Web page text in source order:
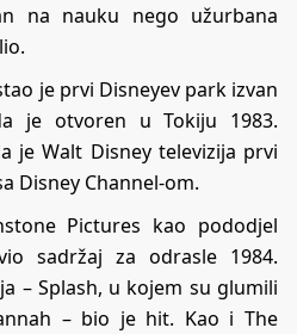
na nauku nego užurbana
je prvi Disneyev park izvan
je otvoren u Tokiju 1983.
je Walt Disney televizija prvi
Disney Channel-om.
Pictures kao pododjel
sadržaj za odrasle 1984.
– Splash, u kojem su glumili
– bio je hit. Kao i The